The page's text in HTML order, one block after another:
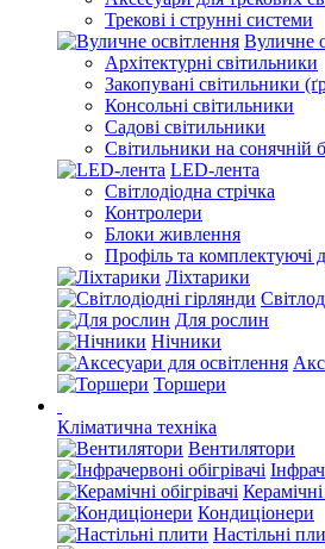
Трекові і струнні системи
Вуличне
Архітектурні світильники
Закопувані світильники
Консольні світильники
Садові світильники
Світильники на сонячній
LED-лента
Світлодіодна стрічка
Контролери
Блоки живлення
Профіль та комплектуючі
Ліхтарики
Для рослин
Нічники
Торшери
Кліматична техніка
Вентилятори
Керамічні
Кондиціонери
Настільні